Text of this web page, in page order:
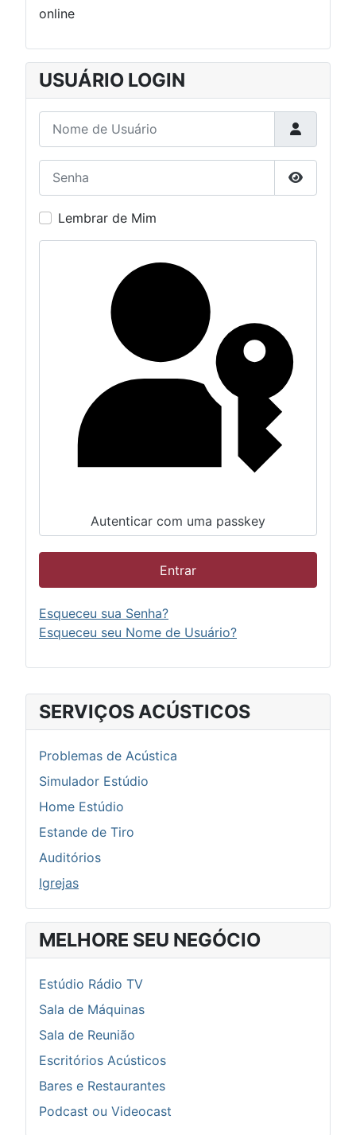
SERVIÇOS ACÚSTICOS
Problemas de Acústica
Simulador Estúdio
Home Estúdio
Estande de Tiro
Auditórios
Igrejas
MELHORE SEU NEGÓCIO
Estúdio Rádio TV
Sala de Máquinas
Sala de Reunião
Escritórios Acústicos
Bares e Restaurantes
Podcast ou Videocast
online
USUÁRIO LOGIN
Nome de Usuário
Mostrar
Lembrar de Mim
Autenticar com uma passkey
Entrar
Esqueceu sua Senha?
Esqueceu seu Nome de Usuário?